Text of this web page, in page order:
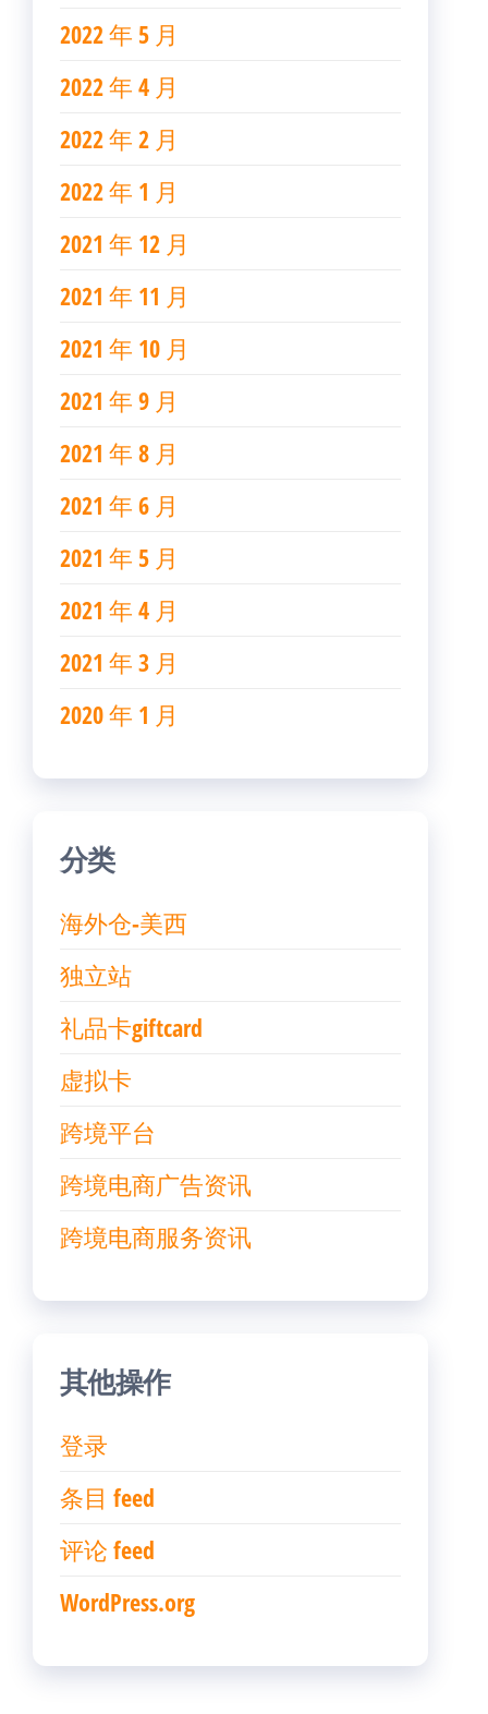
2022 年 5 月
2022 年 4 月
2022 年 2 月
2022 年 1 月
2021 年 12 月
2021 年 11 月
2021 年 10 月
2021 年 9 月
2021 年 8 月
2021 年 6 月
2021 年 5 月
2021 年 4 月
2021 年 3 月
2020 年 1 月
分类
海外仓-美西
独立站
礼品卡giftcard
虚拟卡
跨境平台
跨境电商广告资讯
跨境电商服务资讯
其他操作
登录
条目 feed
评论 feed
WordPress.org